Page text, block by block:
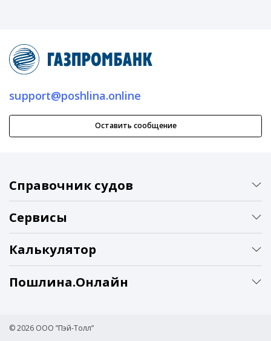
support@poshlina.online
Оставить сообщение
Справочник судов
Сервисы
Калькулятор
Пошлина.Онлайн
© 2026 ООО ”Пэй-Толл”